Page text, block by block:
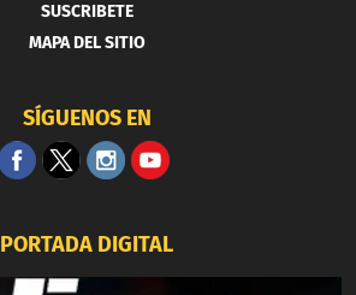
SUSCRIBETE
MAPA DEL SITIO
SÍGUENOS EN
PORTADA DIGITAL